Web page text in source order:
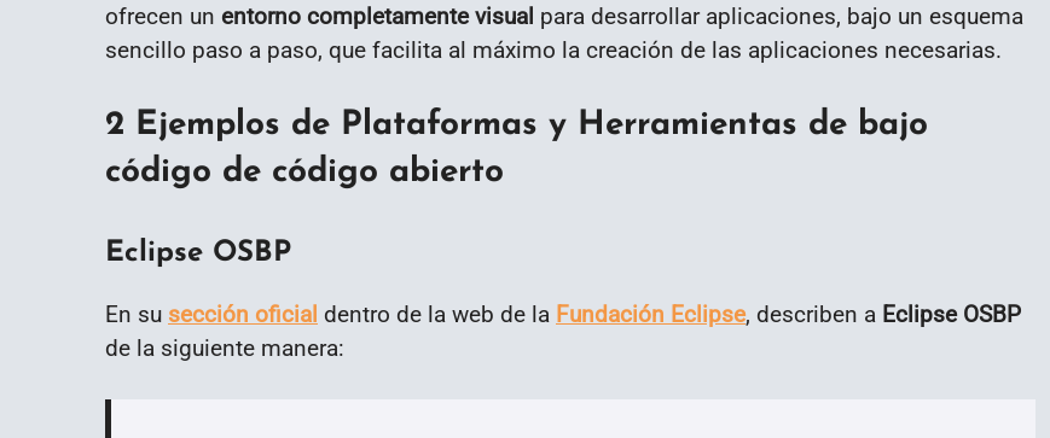
ofrecen un entorno completamente visual para desarrollar aplicaciones, bajo un esquema
sencillo paso a paso, que facilita al máximo la creación de las aplicaciones necesarias.
2 Ejemplos de Plataformas y Herramientas de bajo
código de código abierto
Eclipse OSBP
En su sección oficial dentro de la web de la Fundación Eclipse, describen a Eclipse OSBP
de la siguiente manera: